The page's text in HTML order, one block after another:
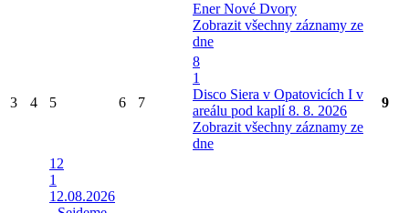
Ener Nové Dvory
Zobrazit všechny záznamy ze
dne
3 4 5 6 7
8
1
Disco Siera v Opatovicích I v
areálu pod kaplí 8. 8. 2026
Zobrazit všechny záznamy ze
dne
9
12
1
12.08.2026